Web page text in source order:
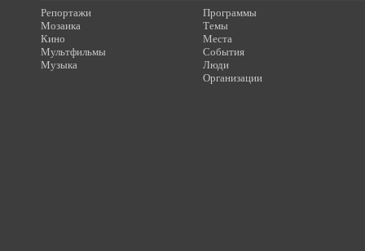
Репортажи
Мозаика
Кино
Мультфильмы
Музыка
Программы
Темы
Места
События
Люди
Организации